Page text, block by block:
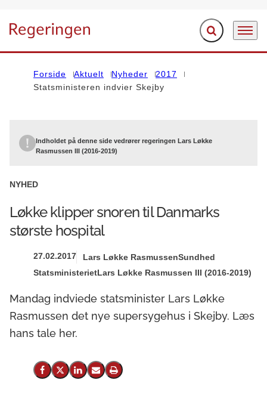
Gå til forsiden Fold søgefelt ud
Menu
Forside Aktuelt Nyheder
2017
Statsministeren indvier Skejby
Indholdet på denne side vedrører regeringen Lars Løkke
Rasmussen III (2016-2019)
NYHED
Løkke klipper snoren til Danmarks
største hospital
27.02.2017 Lars Løkke RasmussenSundhed
StatsministerietLars Løkke Rasmussen III (2016-2019)
Mandag indviede statsminister Lars Løkke
Rasmussen det nye supersygehus i Skejby. Læs
hans tale her.
Del på Facebook
Del på X (Twitter)
Del på LinkedIn
Send email
Print